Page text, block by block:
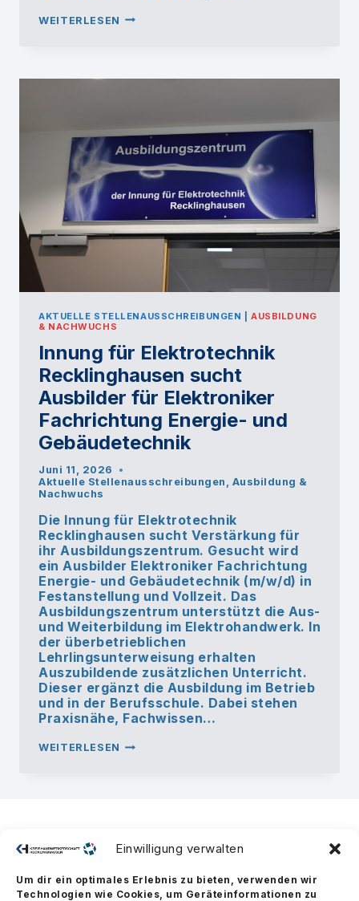
Einwilligung verwalten
Um dir ein optimales Erlebnis zu bieten, verwenden wir
Technologien wie Cookies, um Geräteinformationen zu
WEITERLESEN FRISEURMEISTERIN
AKTUELLE STELLENAUSSCHREIBUNGEN |AUSBILDUNG
& NACHWUCHS
Innung für Elektrotechnik
Recklinghausen sucht
Ausbilder für Elektroniker
Fachrichtung Energie- und
Gebäudetechnik
Juni 11, 2026
Aktuelle Stellenausschreibungen , Ausbildung &
Nachwuchs
Die Innung für Elektrotechnik
Recklinghausen sucht Verstärkung für
ihr Ausbildungszentrum. Gesucht wird
ein Ausbilder Elektroniker Fachrichtung
Energie- und Gebäudetechnik (m/w/d) in
Festanstellung und Vollzeit. Das
Ausbildungszentrum unterstützt die Aus-
und Weiterbildung im Elektrohandwerk. In
der überbetrieblichen
Lehrlingsunterweisung erhalten
Auszubildende zusätzlichen Unterricht.
Dieser ergänzt die Ausbildung im Betrieb
und in der Berufsschule. Dabei stehen
Praxisnähe, Fachwissen…
WEITERLESEN INNUNG
ENERGIE-
GEBÄUDETECHNIK